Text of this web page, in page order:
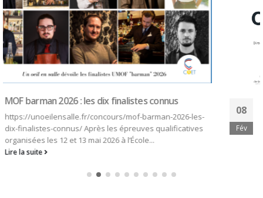
Fév
Ô Service des jeunes Talents du CFA de Beauvais
... Nos apprentis ont eu l’honneur d’assister à une
Mastercalss avec Denis...
Lire la suite